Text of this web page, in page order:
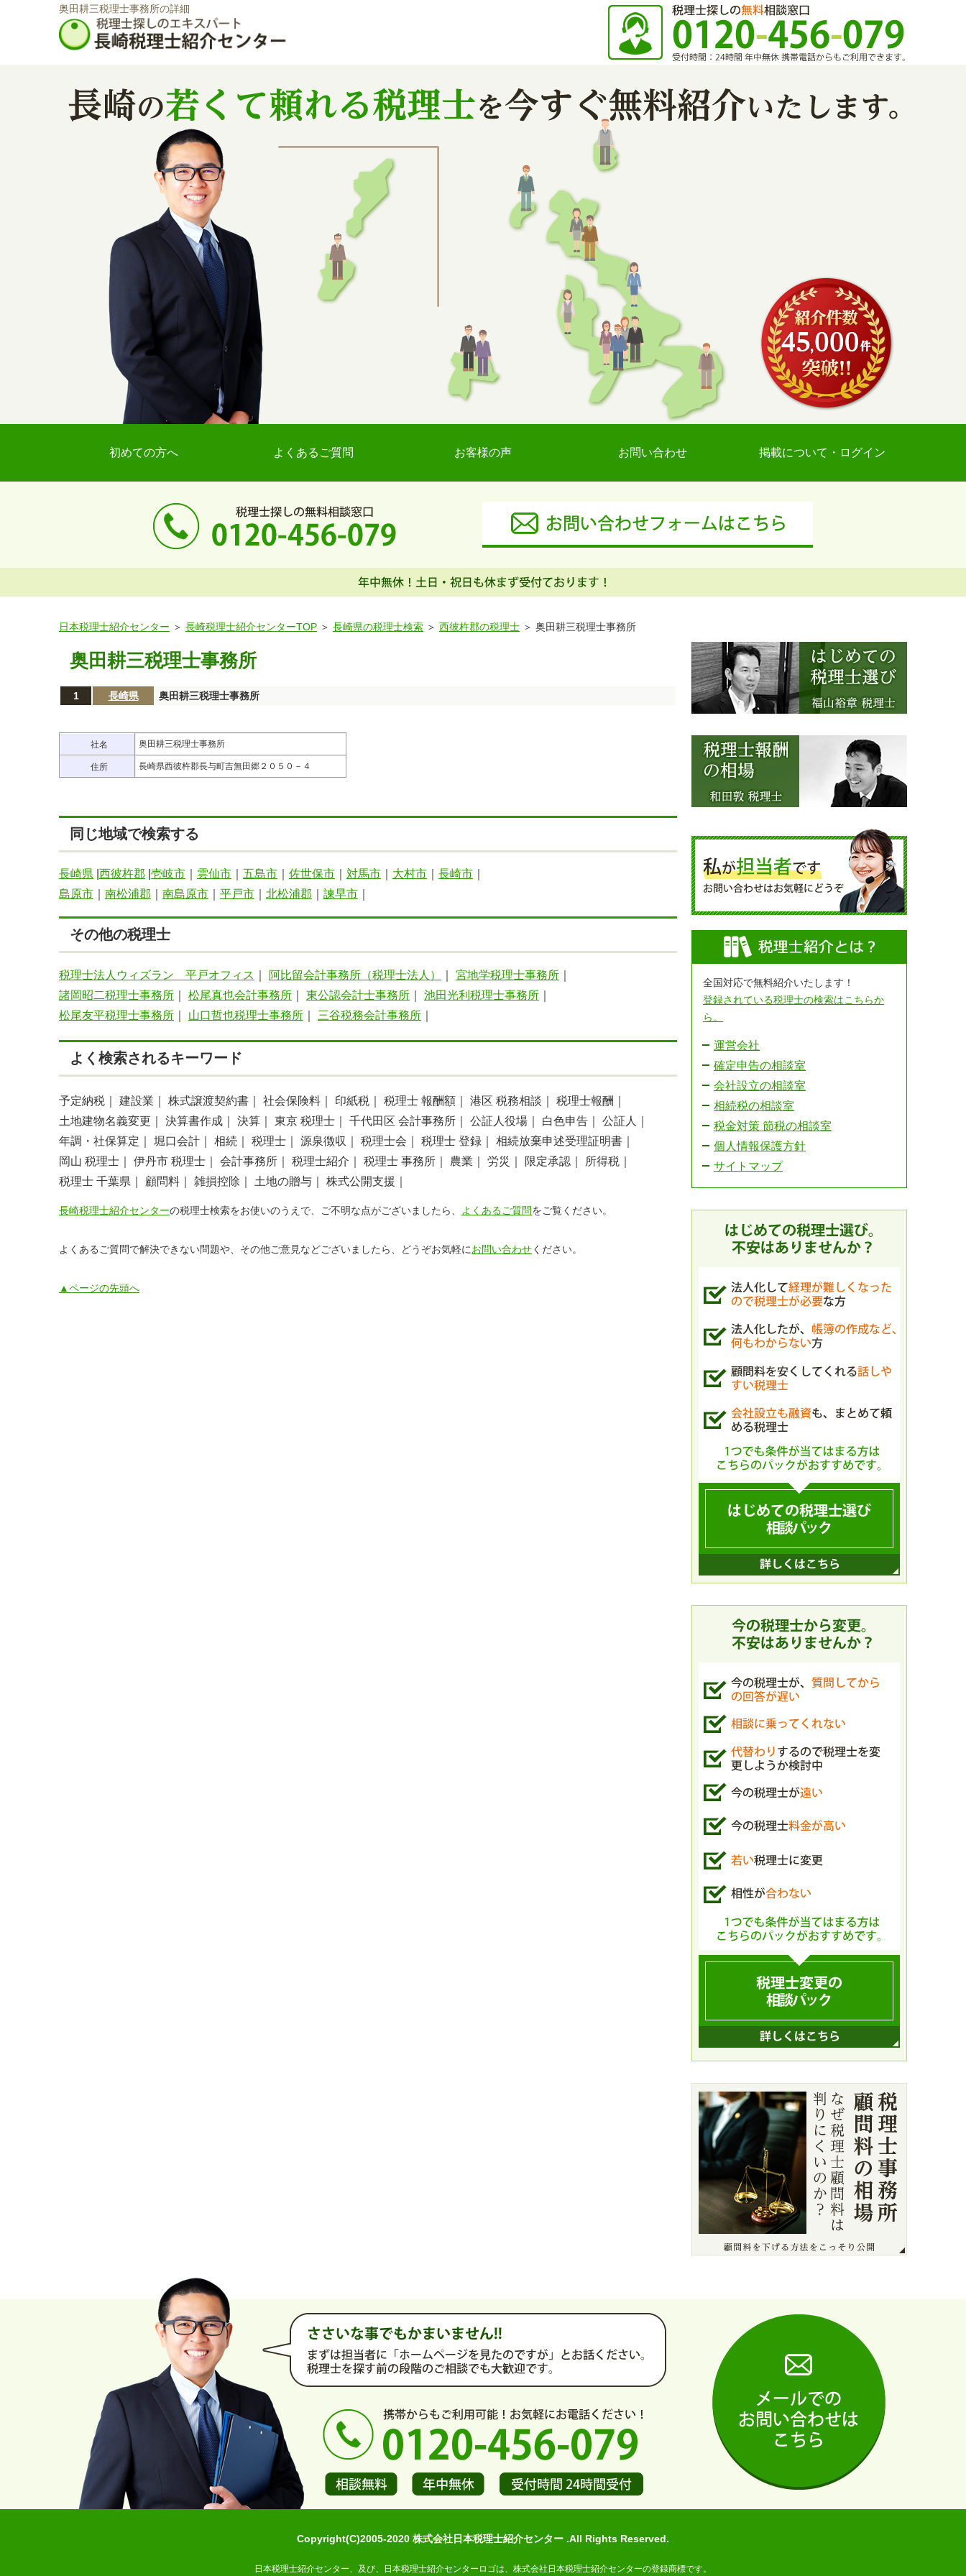
奥田耕三税理士事務所の詳細
初めての方へ よくあるご質問 お客様の声 お問い合わせ 掲載について・ログイン
日本税理士紹介センター 長崎税理士紹介センターTOP 長崎県の税理士検索 西彼杵郡の税理士 奥田耕三税理士事務所
奥田耕三税理士事務所
1 長崎県 奥田耕三税理士事務所
社名 奥田耕三税理士事務所
住所 長崎県西彼杵郡長与町吉無田郷２０５０－４
同じ地域で検索する
長崎県 西彼杵郡 壱岐市 雲仙市 五島市 佐世保市 対馬市 大村市 長崎市
島原市
南松浦郡 南島原市 平戸市 北松浦郡 諫早市
その他の税理士
税理士法人ウィズラン 平戸オフィス 阿比留会計事務所（税理士法人） 宮地学税理士事務所
諸岡昭二税理士事務所
松尾真也会計事務所 東公認会計士事務所 池田光利税理士事務所
松尾友平税理士事務所
山口哲也税理士事務所 三谷税務会計事務所
よく検索されるキーワード
予定納税｜ 建設業｜ 株式譲渡契約書｜ 社会保険料｜ 印紙税｜ 税理士 報酬額｜ 港区 税務相談｜
税理士報酬｜
土地建物名義変更｜
決算書作成｜ 決算｜ 東京 税理士｜ 千代田区 会計事務所｜ 公証人役場｜ 白色申告｜
公証人｜
年調・社保算定｜
堀口会計｜ 相続｜ 税理士｜ 源泉徴収｜ 税理士会｜ 税理士 登録｜
相続放棄申述受理証明書｜
岡山 税理士｜
伊丹市 税理士｜ 会計事務所｜ 税理士紹介｜ 税理士 事務所｜ 農業｜ 労災｜ 限定承認｜
所得税｜
税理士 千葉県｜
顧問料｜ 雑損控除｜ 土地の贈与｜ 株式公開支援｜
長崎税理士紹介センターの税理士検索をお使いのうえで、ご不明な点がございましたら、 よくあるご質問をご覧ください。
よくあるご質問で解決できない問題や、その他ご意見などございましたら、どうぞお気軽にお問い合わせください。
▲ページの先頭へ
全国対応で無料紹介いたします！
登録されている税理士の検索はこちらか
ら。
運営会社
確定申告の相談室
会社設立の相談室
相続税の相談室
税金対策 節税の相談室
個人情報保護方針
サイトマップ
Copyright(C)2005-2020 株式会社日本税理士紹介センター .All Rights Reserved.
日本税理士紹介センター、及び、日本税理士紹介センターロゴは、株式会社日本税理士紹介センターの登録商標です。